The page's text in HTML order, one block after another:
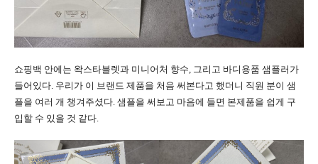
쇼핑백 안에는 왁스타블렛과 미니어처 향수, 그리고 바디용품 샘플러가
들어있다. 우리가 이 브랜드 제품을 처음 써본다고 했더니 직원 분이 샘
플을 여러 개 챙겨주셨다. 샘플을 써보고 마음에 들면 본제품을 쉽게 구
입할 수 있을 것 같다.